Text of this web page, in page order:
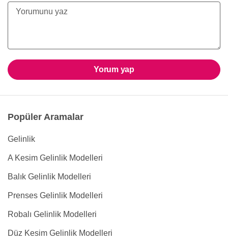
Yorum yap
Popüler Aramalar
Gelinlik
A Kesim Gelinlik Modelleri
Balık Gelinlik Modelleri
Prenses Gelinlik Modelleri
Robalı Gelinlik Modelleri
Düz Kesim Gelinlik Modelleri